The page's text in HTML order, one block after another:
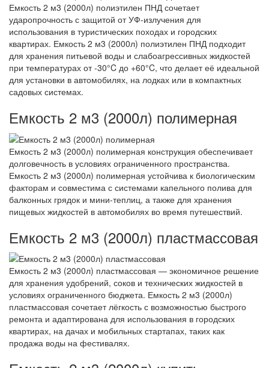
Емкость 2 м3 (2000л) полиэтилен ПНД сочетает
ударопрочность с защитой от УФ-излучения для
использования в туристических походах и городских
квартирах. Емкость 2 м3 (2000л) полиэтилен ПНД подходит
для хранения питьевой воды и слабоагрессивных жидкостей
при температурах от -30°C до +60°C, что делает её идеальной
для установки в автомобилях, на лодках или в компактных
садовых системах.
Емкость 2 м3 (2000л) полимерная
Емкость 2 м3 (2000л) полимерная конструкция обеспечивает
долговечность в условиях ограниченного пространства.
Емкость 2 м3 (2000л) полимерная устойчива к биологическим
факторам и совместима с системами капельного полива для
балконных грядок и мини-теплиц, а также для хранения
пищевых жидкостей в автомобилях во время путешествий.
Емкость 2 м3 (2000л) пластмассовая
Емкость 2 м3 (2000л) пластмассовая — экономичное решение
для хранения удобрений, соков и технических жидкостей в
условиях ограниченного бюджета. Емкость 2 м3 (2000л)
пластмассовая сочетает лёгкость с возможностью быстрого
ремонта и адаптирована для использования в городских
квартирах, на дачах и мобильных стартапах, таких как
продажа воды на фестивалях.